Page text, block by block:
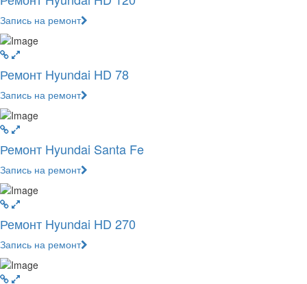
Запись на ремонт
Ремонт Hyundai HD 78
Запись на ремонт
Ремонт Hyundai Santa Fe
Запись на ремонт
Ремонт Hyundai HD 270
Запись на ремонт